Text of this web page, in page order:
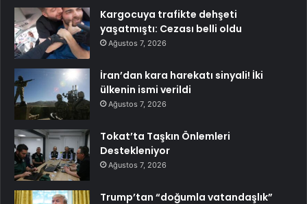
Kargocuya trafikte dehşeti
yaşatmıştı: Cezası belli oldu
Ağustos 7, 2026
İran’dan kara harekatı sinyali! İki
ülkenin ismi verildi
Ağustos 7, 2026
Tokat’ta Taşkın Önlemleri
Destekleniyor
Ağustos 7, 2026
Trump’tan “doğumla vatandaşlık”